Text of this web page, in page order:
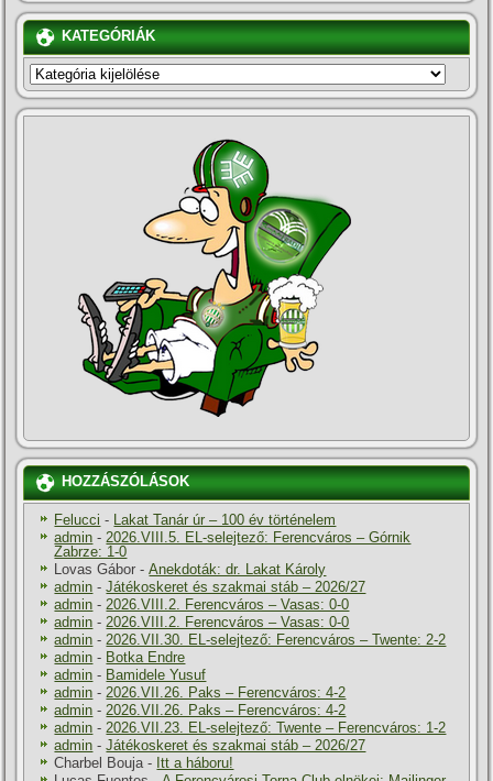
KATEGÓRIÁK
KATEGÓRIÁK
HOZZÁSZÓLÁSOK
Felucci -
Lakat Tanár úr – 100 év történelem
admin - 2026.VIII.5. EL-selejtező: Ferencváros – Górnik
Zabrze: 1-0
Lovas Gábor -Anekdoták: dr. Lakat Károly
admin -Játékoskeret és szakmai stáb – 2026/27
admin - 2026.VIII.2. Ferencváros – Vasas: 0-0
admin - 2026.VIII.2. Ferencváros – Vasas: 0-0
admin - 2026.VII.30. EL-selejtező: Ferencváros – Twente: 2-2
admin - Botka Endre
admin - Bamidele Yusuf
admin - 2026.VII.26. Paks – Ferencváros: 4-2
admin - 2026.VII.26. Paks – Ferencváros: 4-2
admin - 2026.VII.23. EL-selejtező: Twente – Ferencváros: 1-2
admin -Játékoskeret és szakmai stáb – 2026/27
Charbel Bouja - Itt a háboru!